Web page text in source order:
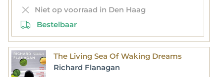
Niet op voorraad in Den Haag
Bestelbaar
The Living Sea Of Waking Dreams
Richard Flanagan